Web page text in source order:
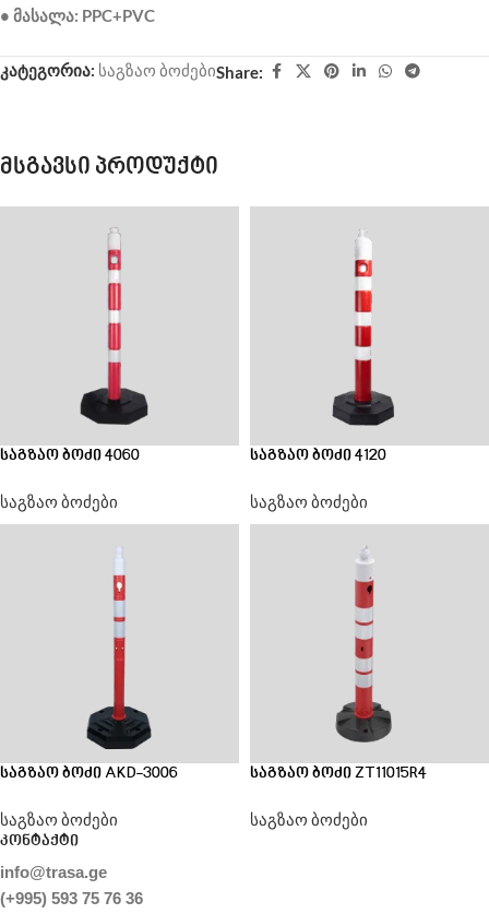
• მასალა: PPC+PVC
კატეგორია: საგზაო ბოძებიShare:
მსგავსი პროდუქტი
საგზაო ბოძი 4060
საგზაო ბოძები
საგზაო ბოძი 4120
საგზაო ბოძები
საგზაო ბოძი AKD-3006
საგზაო ბოძები
საგზაო ბოძი ZT11015R4
საგზაო ბოძები
კონტაქტი
info@trasa.ge
(+995) 593 75 76 36